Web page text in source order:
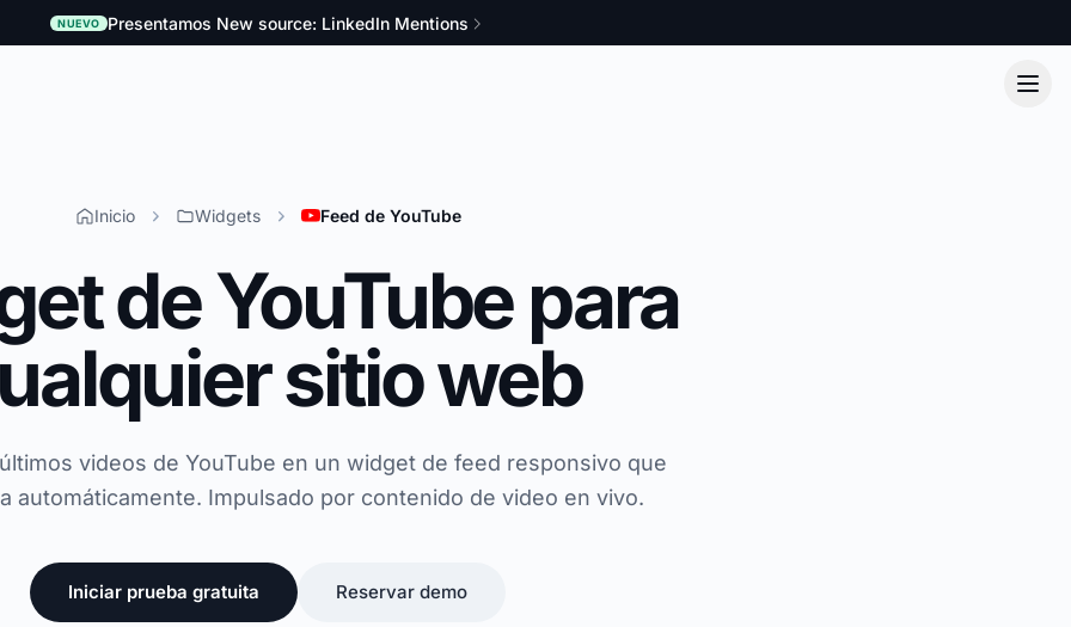
NUEVO Presentamos New source: LinkedIn Mentions
Inicio Widgets Feed de YouTube
de YouTube para
sitio web
videos de YouTube en un widget de feed responsivo que
automáticamente. Impulsado por contenido de video en vivo.
Iniciar prueba gratuita Reservar demo